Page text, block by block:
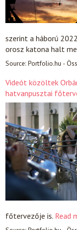
szerint a háború
orosz katona halt
Source:Portfolio.hu -
Videót közöltek
hatvanpusztai
főtervezője is. Read